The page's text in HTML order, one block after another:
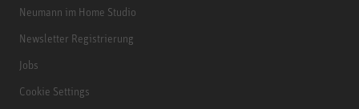
Neumann im Home Studio
Newsletter Registrierung
Jobs
Cookie Settings